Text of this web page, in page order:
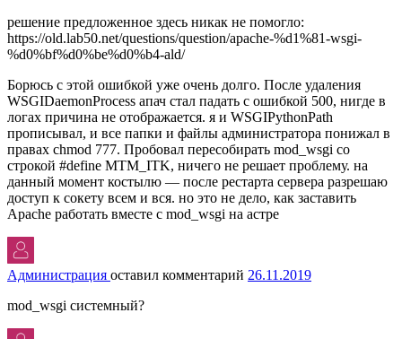
решение предложенное здесь никак не помогло:
https://old.lab50.net/questions/question/apache-%d1%81-wsgi-
%d0%bf%d0%be%d0%b4-ald/
Борюсь с этой ошибкой уже очень долго. После удаления
WSGIDaemonProcess апач стал падать с ошибкой 500, нигде в
логах причина не отображается. я и WSGIPythonPath
прописывал, и все папки и файлы администратора понижал в
правах chmod 777. Пробовал пересобирать mod_wsgi со
строкой #define MTM_ITK, ничего не решает проблему. на
данный момент костылю — после рестарта сервера разрешаю
доступ к сокету всем и вся. но это не дело, как заставить
Apache работать вместе с mod_wsgi на астре
Администрация оставил комментарий 26.11.2019
mod_wsgi системный?